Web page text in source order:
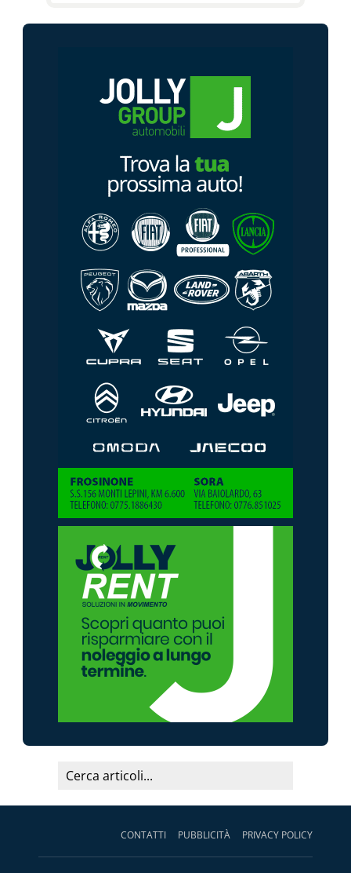
CONTATTI PUBBLICITÀ PRIVACY POLICY